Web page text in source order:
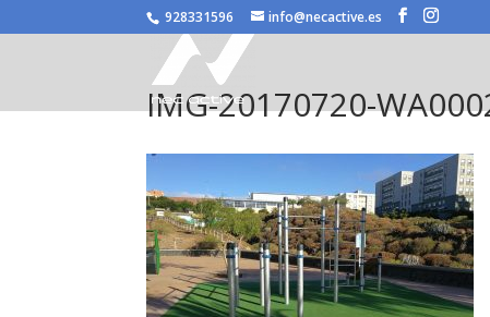
/* JS para menú plegable móvil Divi */
928331596 info@necactive.es
IMG-20170720-